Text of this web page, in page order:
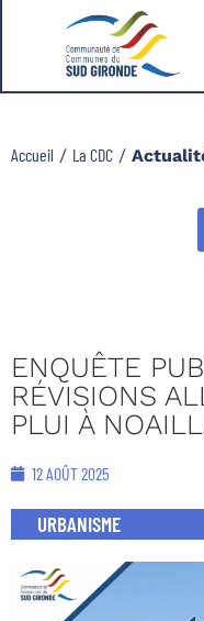
Accueil / La CDC /
ENQUÊTE
RÉVISIONS
PLUI À
12 AOÛT 2025
URBANISME